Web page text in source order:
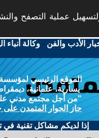
عملية التصفح
الأدب والفن -وكالة أنباء
الموقع الرئيسي لمؤسسة
يسارية، علمانية،
"من أجل مجتمع مدني
حاز الحوار المتمدن على
إذا لديكم مشاكل تقنية في